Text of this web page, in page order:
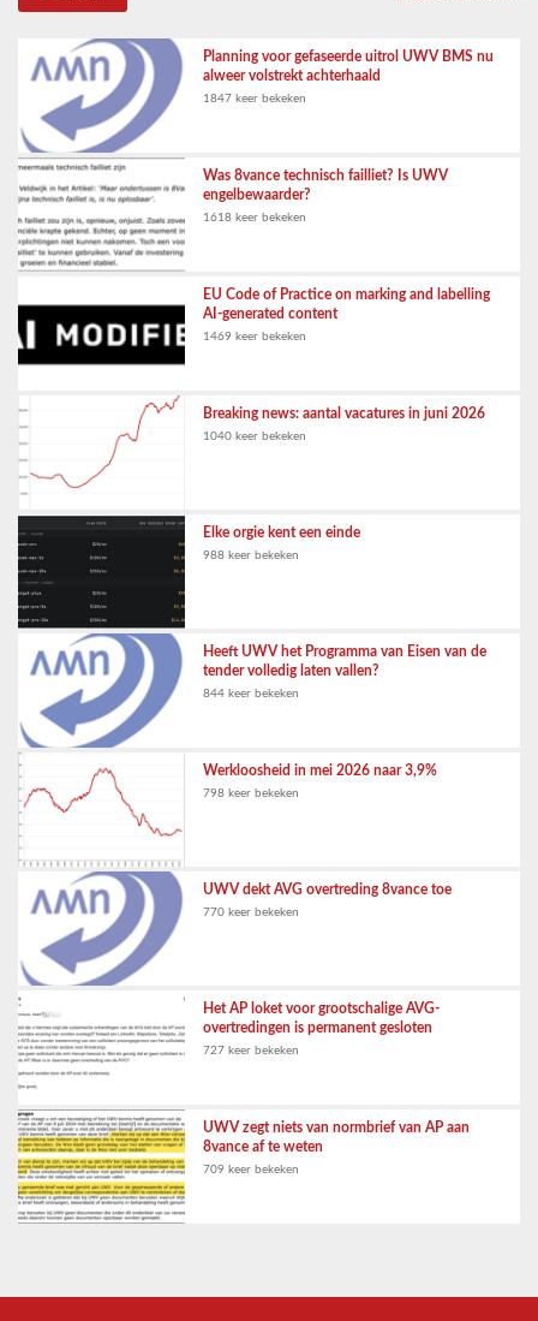
Planning voor gefaseerde uitrol UWV BMS nu
alweer volstrekt achterhaald
1847 keer bekeken
Was 8vance technisch failliet? Is UWV
engelbewaarder?
1618 keer bekeken
EU Code of Practice on marking and labelling
AI-generated content
1469 keer bekeken
Breaking news: aantal vacatures in juni 2026
1040 keer bekeken
Elke orgie kent een einde
988 keer bekeken
Heeft UWV het Programma van Eisen van de
tender volledig laten vallen?
844 keer bekeken
Werkloosheid in mei 2026 naar 3,9%
798 keer bekeken
UWV dekt AVG overtreding 8vance toe
770 keer bekeken
Het AP loket voor grootschalige AVG-
overtredingen is permanent gesloten
727 keer bekeken
UWV zegt niets van normbrief van AP aan
8vance af te weten
709 keer bekeken